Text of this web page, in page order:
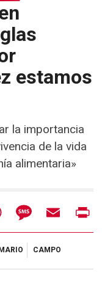
estamos
la importancia
de la vida
alimentaria»
WhatsAppMessageEmail
CAMPO